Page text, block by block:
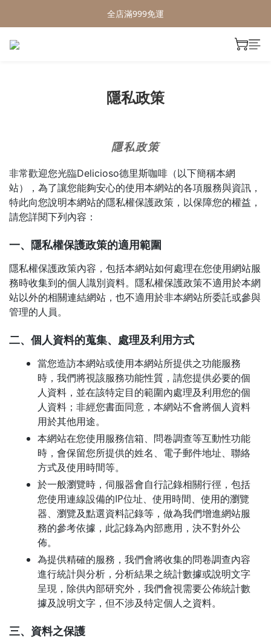
全店滿999免運
隱私政策
隱私政策
非常歡迎您光臨Delicioso德里斯咖啡（以下簡稱本網
站），為了讓您能夠安心的使用本網站的各項服務與資訊，
特此向您說明本網站的隱私權保護政策，以保障您的權益，
請您詳閱下列內容：
一、隱私權保護政策的適用範圍
隱私權保護政策內容，包括本網站如何處理在您使用網站服
務時收集到的個人識別資料。隱私權保護政策不適用於本網
站以外的相關連結網站，也不適用於非本網站所委託或參與
管理的人員。
二、個人資料的蒐集、處理及利用方式
當您造訪本網站或使用本網站所提供之功能服務
時，我們將視該服務功能性質，請您提供必要的個
人資料，並在該特定目的範圍內處理及利用您的個
人資料；非經您書面同意，本網站不會將個人資料
用於其他用途。
本網站在您使用服務信箱、問卷調查等互動性功能
時，會保留您所提供的姓名、電子郵件地址、聯絡
方式及使用時間等。
於一般瀏覽時，伺服器會自行記錄相關行徑，包括
您使用連線設備的IP位址、使用時間、使用的瀏覽
器、瀏覽及點選資料記錄等，做為我們增進網站服
務的參考依據，此記錄為內部應用，決不對外公
佈。
為提供精確的服務，我們會將收集的問卷調查內容
進行統計與分析，分析結果之統計數據或說明文字
呈現，除供內部研究外，我們會視需要公佈統計數
據及說明文字，但不涉及特定個人之資料。
三、資料之保護